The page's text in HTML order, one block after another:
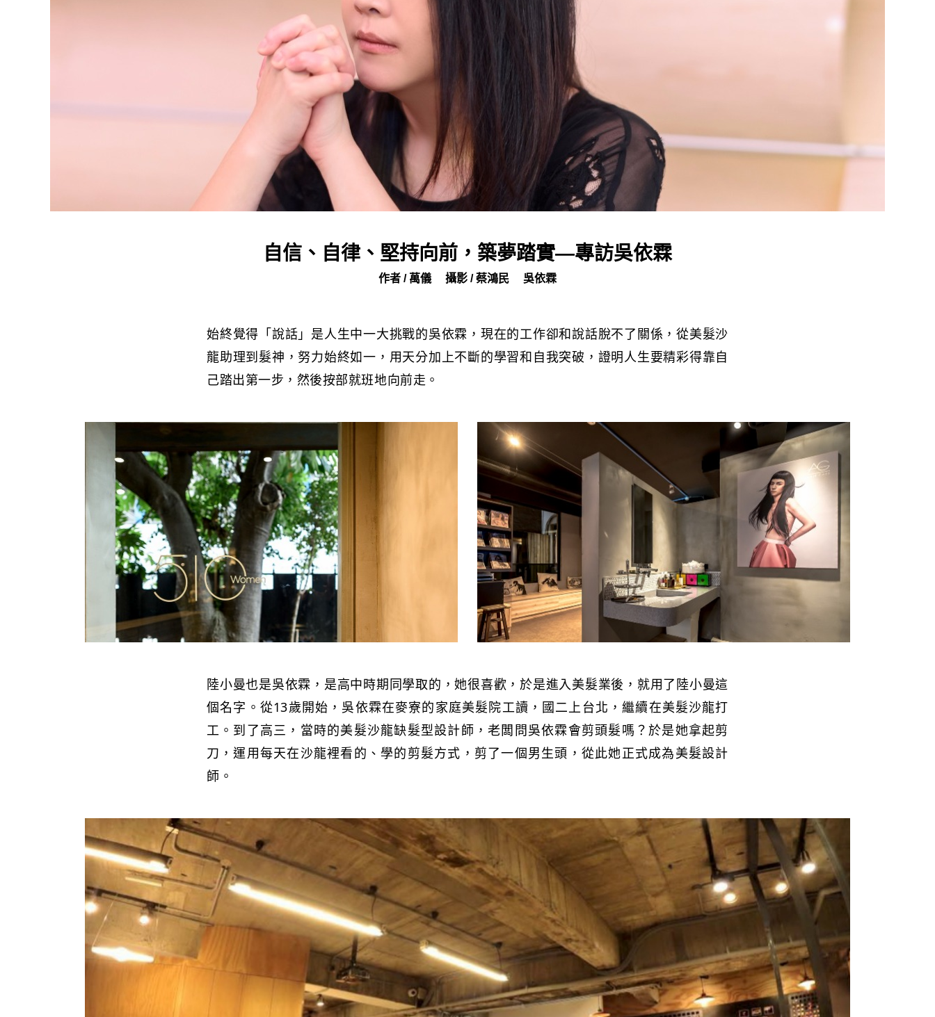
自信、自律、堅持向前，築夢踏實—專訪吳依霖
作者 / 萬儀 攝影 / 蔡鴻民 吳依霖
始終覺得「說話」是人生中一大挑戰的吳依霖，現在的工作卻和說話脫不了關係，從美髮沙
龍助理到髮神，努力始終如一，用天分加上不斷的學習和自我突破，證明人生要精彩得靠自
己踏出第一步，然後按部就班地向前走。
陸小曼也是吳依霖，是高中時期同學取的，她很喜歡，於是進入美髮業後，就用了陸小曼這
個名字。從13歲開始，吳依霖在麥寮的家庭美髮院工讀，國二上台北，繼續在美髮沙龍打
工。到了高三，當時的美髮沙龍缺髮型設計師，老闆問吳依霖會剪頭髮嗎？於是她拿起剪
刀，運用每天在沙龍裡看的、學的剪髮方式，剪了一個男生頭，從此她正式成為美髮設計
師。